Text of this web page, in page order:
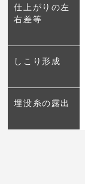
仕上がりの左
右差等
しこり形成
埋没糸の露出